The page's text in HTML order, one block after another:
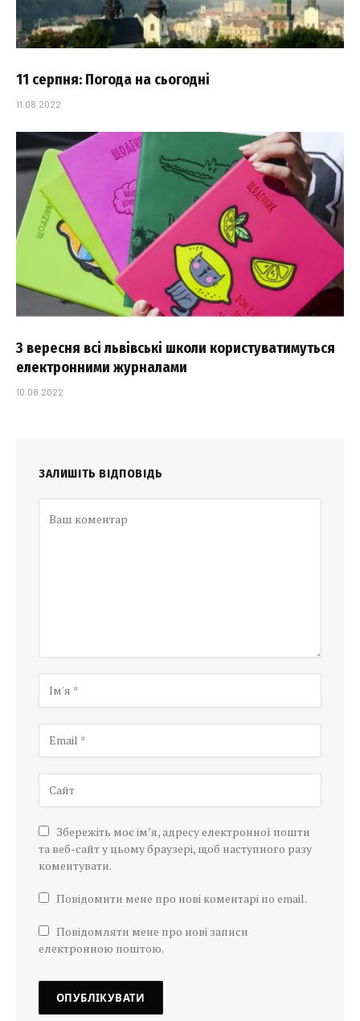
11 серпня: Погода на сьогодні
11.08.2022
З вересня всі львівські школи користуватимуться
електронними журналами
10.08.2022
ЗАЛИШІТЬ ВІДПОВІДЬ
Збережіть моє ім’я, адресу електронної пошти
та веб-сайт у цьому браузері, щоб наступного разу
коментувати.
Повідомити мене про нові коментарі по email.
Повідомляти мене про нові записи
електронною поштою.